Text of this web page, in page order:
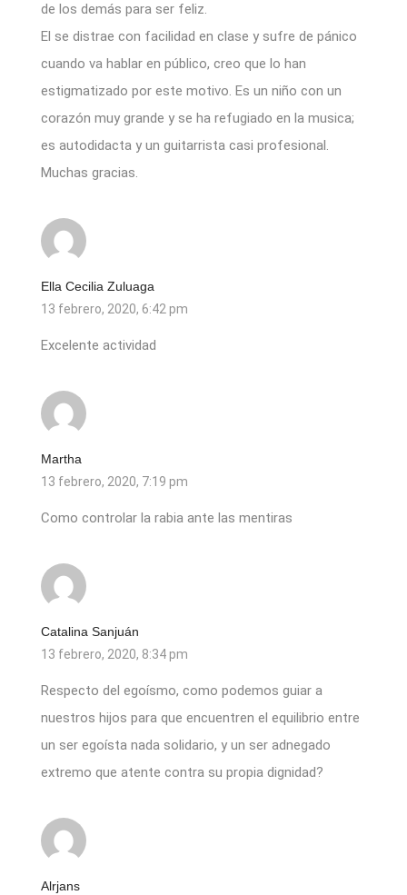
de los demás para ser feliz.
El se distrae con facilidad en clase y sufre de pánico
cuando va hablar en público, creo que lo han
estigmatizado por este motivo. Es un niño con un
corazón muy grande y se ha refugiado en la musica;
es autodidacta y un guitarrista casi profesional.
Muchas gracias.
Ella Cecilia Zuluaga
13 febrero, 2020, 6:42 pm
Excelente actividad
Martha
13 febrero, 2020, 7:19 pm
Como controlar la rabia ante las mentiras
Catalina Sanjuán
13 febrero, 2020, 8:34 pm
Respecto del egoísmo, como podemos guiar a
nuestros hijos para que encuentren el equilibrio entre
un ser egoísta nada solidario, y un ser adnegado
extremo que atente contra su propia dignidad?
Alrjans